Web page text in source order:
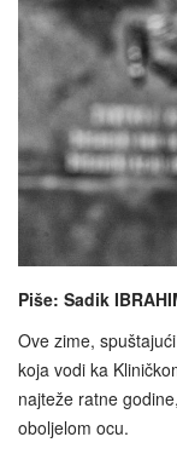
Piše: Sadik
Ove zime,
koja vodi ka
najteže ratne
oboljelom ocu.